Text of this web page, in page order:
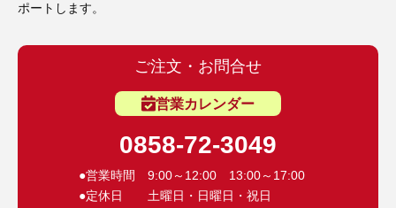
ポートします。
ご注文・お問合せ
営業カレンダー
0858-72-3049
●営業時間 9:00～12:00 13:00～17:00
●定休日 土曜日・日曜日・祝日